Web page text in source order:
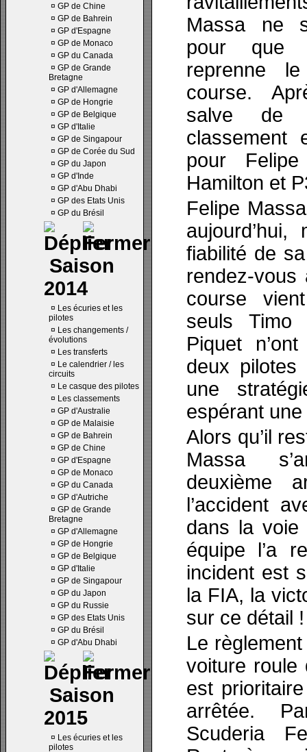
¤ GP de Chine
¤ GP de Bahrein
¤ GP d'Espagne
¤ GP de Monaco
¤ GP du Canada
¤ GP de Grande
Bretagne
¤ GP d'Allemagne
¤ GP de Hongrie
¤ GP de Belgique
¤ GP d'Italie
¤ GP de Singapour
¤ GP de Corée du Sud
¤ GP du Japon
¤ GP d'Inde
¤ GP d'Abu Dhabi
¤ GP des Etats Unis
¤ GP du Brésil
Saison
2014
¤ Les écuries et les
pilotes
¤ Les changements /
évolutions
¤ Les transferts
¤ Le calendrier / les
circuits
¤ Le casque des pilotes
¤ Les classements
¤ GP d'Australie
¤ GP de Malaisie
¤ GP de Bahrein
¤ GP de Chine
¤ GP d'Espagne
¤ GP de Monaco
¤ GP du Canada
¤ GP d'Autriche
¤ GP de Grande
Bretagne
¤ GP d'Allemagne
¤ GP de Hongrie
¤ GP de Belgique
¤ GP d'Italie
¤ GP de Singapour
¤ GP du Japon
¤ GP du Russie
¤ GP des Etats Unis
¤ GP du Brésil
¤ GP d'Abu Dhabi
Saison
2015
¤ Les écuries et les
pilotes
Massa ne
pour que
reprenne
course.
salve de
pour
Hamilton et
Felipe
fiabilité de
rendez-vous
course
seuls Timo
Piquet
deux pilotes
une
espérant
Alors qu’il
Massa
deuxième
l’accident
dans la
équipe l’a
incident est
la FIA, la
sur ce détail !
Le
voiture roule
est
arrêtée.
Scuderia